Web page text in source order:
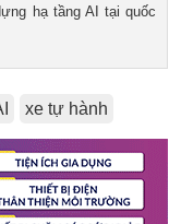
hạ tầng AI tại quốc
xe tự hành